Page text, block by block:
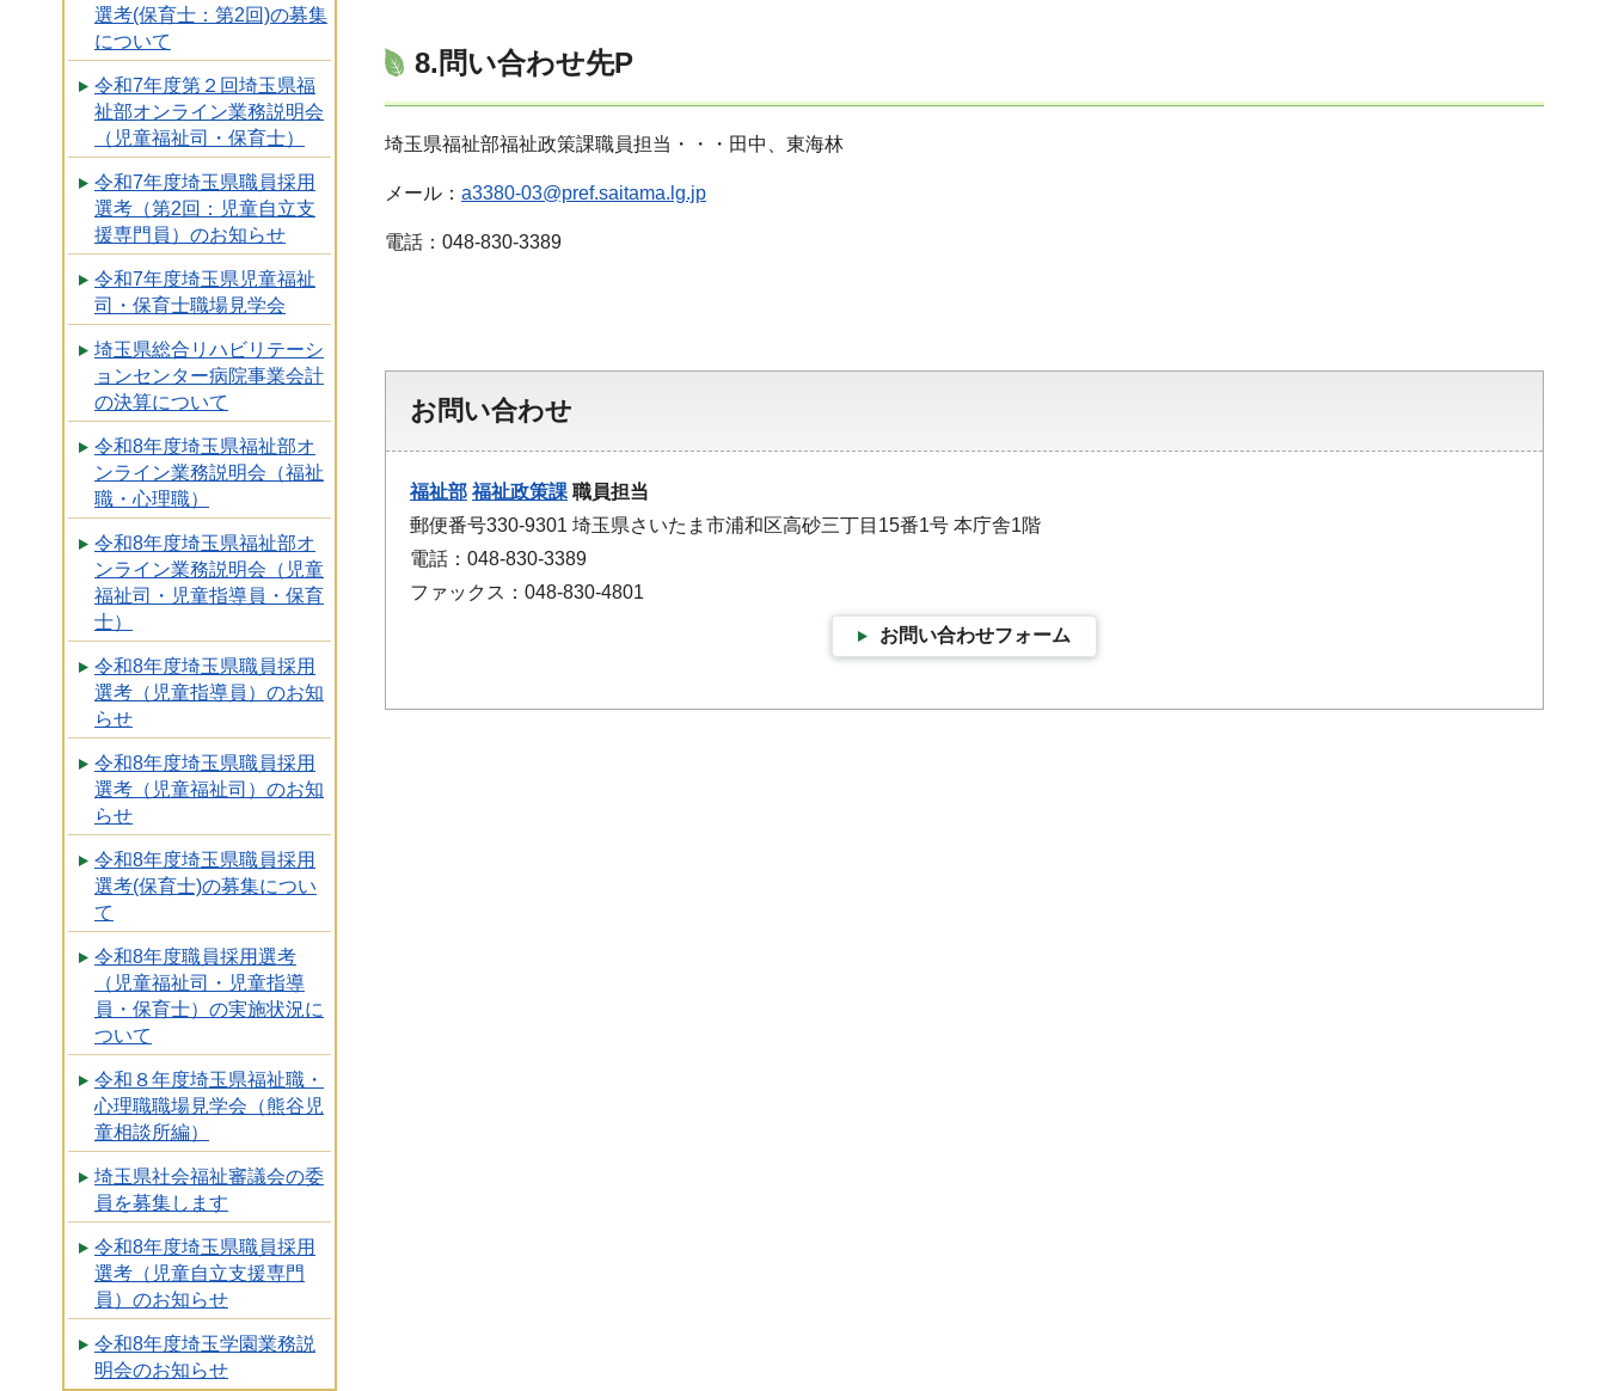
選考(保育士：第2回)の募集
について
令和7年度第２回埼玉県福
祉部オンライン業務説明会
（児童福祉司・保育士）
令和7年度埼玉県職員採用
選考（第2回：児童自立支
援専門員）のお知らせ
令和7年度埼玉県児童福祉
司・保育士職場見学会
埼玉県総合リハビリテーシ
ョンセンター病院事業会計
の決算について
令和8年度埼玉県福祉部オ
ンライン業務説明会（福祉
職・心理職）
令和8年度埼玉県福祉部オ
ンライン業務説明会（児童
福祉司・児童指導員・保育
士）
令和8年度埼玉県職員採用
選考（児童指導員）のお知
らせ
令和8年度埼玉県職員採用
選考（児童福祉司）のお知
らせ
令和8年度埼玉県職員採用
選考(保育士)の募集につい
て
令和8年度職員採用選考
（児童福祉司・児童指導
員・保育士）の実施状況に
ついて
令和８年度埼玉県福祉職・
心理職職場見学会（熊谷児
童相談所編）
埼玉県社会福祉審議会の委
員を募集します
令和8年度埼玉県職員採用
選考（児童自立支援専門
員）のお知らせ
令和8年度埼玉学園業務説
明会のお知らせ
8.問い合わせ先P
埼玉県福祉部福祉政策課職員担当・・・田中、東海林
メール： a3380-03@pref.saitama.lg.jp
電話：048-830-3389
お問い合わせ
福祉部 福祉政策課職員担当
郵便番号330-9301 埼玉県さいたま市浦和区高砂三丁目15番1号 本庁舎1階
電話：048-830-3389
ファックス：048-830-4801
お問い合わせフォーム